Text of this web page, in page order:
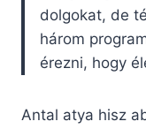
dolgokat, de
három
érezni, hogy
Antal atya hisz